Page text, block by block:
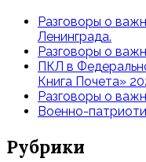
Разговоры о
Ленинграда.
Разговоры о
ПКЛ в
Книга Почета»
Разговоры о
Военно-
Рубрики